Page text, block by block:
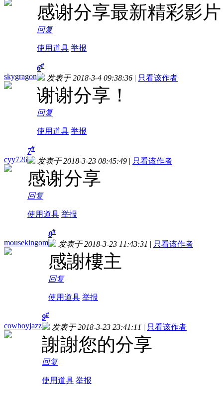
感谢分享最新精彩影片
回复
使用道具 举报
skygragon
6#
发表于 2018-3-4 09:38:36 | 只看该作者
谢谢分享！
回复
使用道具 举报
cyy726
7#
发表于 2018-3-23 08:45:49 | 只看该作者
感谢分享
回复
使用道具 举报
mousekingom
8#
发表于 2018-3-23 11:43:31 | 只看该作者
感謝樓主
回复
使用道具 举报
cowboyjazz
9#
发表于 2018-3-23 23:41:11 | 只看该作者
謝謝您的分享
回复
使用道具 举报